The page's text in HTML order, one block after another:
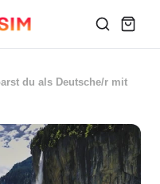
du als Deutsche/r mit